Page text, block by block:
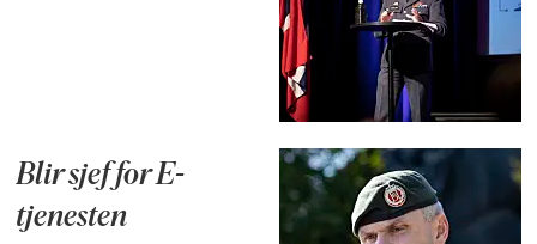
Blir sjef for E-
tjenesten